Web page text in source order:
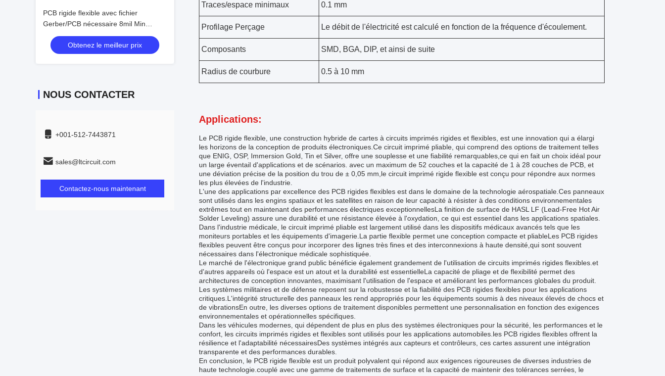
PCB rigide flexible avec fichier
Gerber/PCB nécessaire 8mil Min
Espace de ligne 0,075mm Min. Largeur
de ligne/Espace en carton extérieur
Obtenez le meilleur prix
NOUS CONTACTER
+001-512-7443871
sales@ltcircuit.com
Contactez-nous maintenant
Traces/espace minimaux 0.1 mm
Profilage Perçage Le débit de l'électricité est calculé en fonction de la fréquence d'écoulement.
Composants SMD, BGA, DIP, et ainsi de suite
Radius de courbure 0.5 à 10 mm
Applications:
Le PCB rigide flexible, une construction hybride de cartes à circuits imprimés rigides et flexibles, est une innovation qui a élargi
les horizons de la conception de produits électroniques.Ce circuit imprimé pliable, qui comprend des options de traitement telles
que ENIG, OSP, Immersion Gold, Tin et Silver, offre une souplesse et une fiabilité remarquables,ce qui en fait un choix idéal pour
un large éventail d'applications et de scénarios. avec un maximum de 52 couches et la capacité de 1 à 28 couches de PCB, et
une déviation précise de la position du trou de ± 0,05 mm,le circuit imprimé rigide flexible est conçu pour répondre aux normes
les plus élevées de l'industrie.
L'une des applications par excellence des PCB rigides flexibles est dans le domaine de la technologie aérospatiale.Ces panneaux
sont utilisés dans les engins spatiaux et les satellites en raison de leur capacité à résister à des conditions environnementales
extrêmes tout en maintenant des performances électriques exceptionnellesLa finition de surface de HASL LF (Lead-Free Hot Air
Solder Leveling) assure une durabilité et une résistance élevée à l'oxydation, ce qui est essentiel dans les applications spatiales.
Dans l'industrie médicale, le circuit imprimé pliable est largement utilisé dans les dispositifs médicaux avancés tels que les
moniteurs portables et les équipements d'imagerie.La partie flexible permet une conception compacte et pliableLes PCB rigides
flexibles peuvent être conçus pour incorporer des lignes très fines et des interconnexions à haute densité,qui sont souvent
nécessaires dans l'électronique médicale sophistiquée.
Le marché de l'électronique grand public bénéficie également grandement de l'utilisation de circuits imprimés rigides flexibles.et
d'autres appareils où l'espace est un atout et la durabilité est essentielleLa capacité de pliage et de flexibilité permet des
architectures de conception innovantes, maximisant l'utilisation de l'espace et améliorant les performances globales du produit.
Les systèmes militaires et de défense reposent sur la robustesse et la fiabilité des PCB rigides flexibles pour les applications
critiques.L'intégrité structurelle des panneaux les rend appropriés pour les équipements soumis à des niveaux élevés de chocs et
de vibrationsEn outre, les diverses options de traitement disponibles permettent une personnalisation en fonction des exigences
environnementales et opérationnelles spécifiques.
Dans les véhicules modernes, qui dépendent de plus en plus des systèmes électroniques pour la sécurité, les performances et le
confort, les circuits imprimés rigides et flexibles sont utilisés pour les applications automobiles.les PCB rigides flexibles offrent la
résilience et l'adaptabilité nécessairesDes systèmes intégrés aux capteurs et contrôleurs, ces cartes assurent une intégration
transparente et des performances durables.
En conclusion, le PCB rigide flexible est un produit polyvalent qui répond aux exigences rigoureuses de diverses industries de
haute technologie.couplé avec une gamme de traitements de surface et la capacité de maintenir des tolérances serrées, le